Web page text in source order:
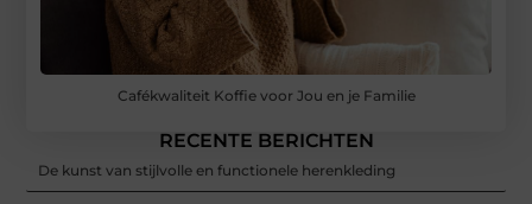
Cafékwaliteit Koffie voor Jou en je Familie
RECENTE BERICHTEN
De kunst van stijlvolle en functionele herenkleding